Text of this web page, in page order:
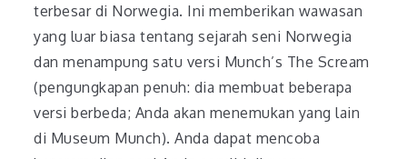
terbesar di Norwegia. Ini memberikan wawasan
yang luar biasa tentang sejarah seni Norwegia
dan menampung satu versi Munch’s The Scream
(pengungkapan penuh: dia membuat beberapa
versi berbeda; Anda akan menemukan yang lain
di Museum Munch). Anda dapat mencoba